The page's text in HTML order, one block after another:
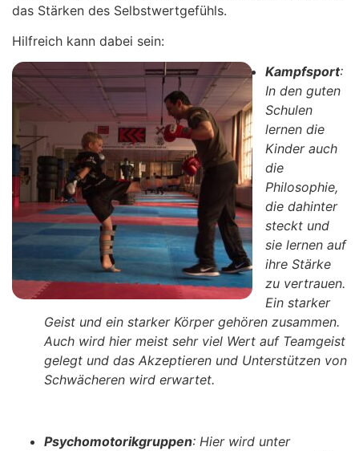
das Stärken des Selbstwertgefühls.
Hilfreich kann dabei sein:
Kampfsport:
In den guten
Schulen
lernen die
Kinder auch
die
Philosophie,
die dahinter
steckt und
sie lernen auf
ihre Stärke
zu vertrauen.
Ein starker
Geist und ein starker Körper gehören zusammen.
Auch wird hier meist sehr viel Wert auf Teamgeist
gelegt und das Akzeptieren und Unterstützen von
Schwächeren wird erwartet.
Psychomotorikgruppen: Hier wird unter